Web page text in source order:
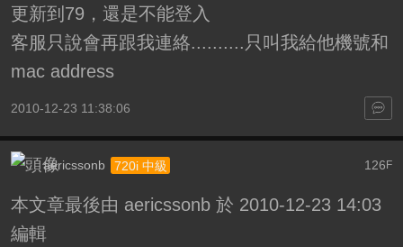
更新到79，還是不能登入
客服只說會再跟我連絡..........只叫我給他機號和
mac address
2010-12-23 11:38:06
126 F
aericssonb 720i 中級
本文章最後由 aericssonb 於 2010-12-23 14:03
編輯